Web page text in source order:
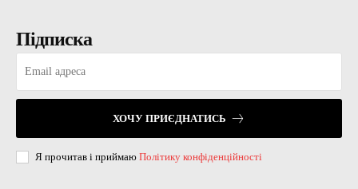
Підписка
ХОЧУ ПРИЄДНАТИСЬ
Я прочитав і приймаю Політику конфіденційності